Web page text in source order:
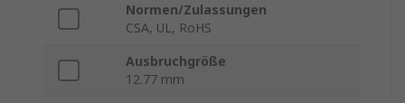
Normen/Zulassungen
CSA, UL, RoHS
Ausbruchgröße
12.77 mm